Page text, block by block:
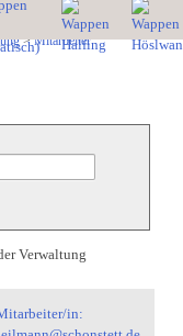
>Mitarbeiter
Verwaltung